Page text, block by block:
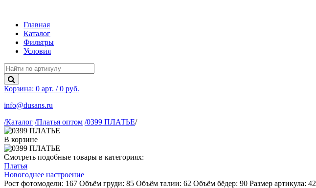
Главная
Каталог
Фильтры
Условия
Корзина: 0 арт. / 0 руб.
info@dusans.ru
/Каталог /Платья оптом /0399 ПЛАТЬЕ/
В корзине
Смотреть подобные товары в категориях:
Платья
Новогоднее настроение
Рост фотомодели: 167 Объём груди: 85 Объём талии: 62 Объём бёдер: 90 Размер артикула: 42